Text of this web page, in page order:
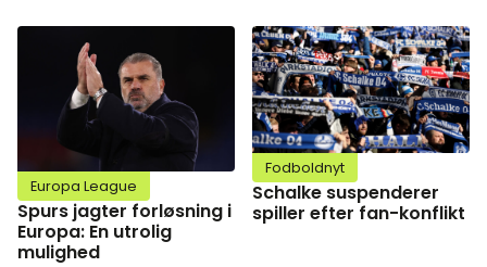
Europa League
Spurs jagter forløsning i
Europa: En utrolig
mulighed
Fodboldnyt
Schalke suspenderer
spiller efter fan-konflikt